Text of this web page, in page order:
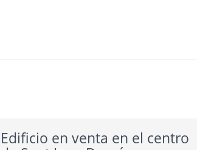
Edificio en venta en el centro